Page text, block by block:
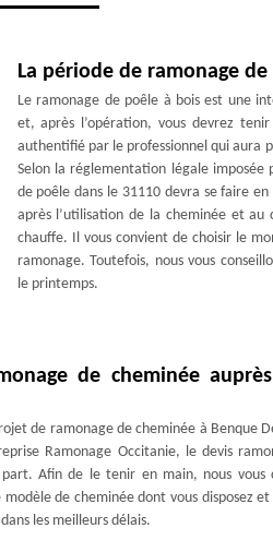
La période de ramonage
Le ramonage de poêle à bois est une
et, après l’opération, vous devrez
authentifié par le professionnel qui aura
Selon la réglementation légale imposée
de poêle dans le 31110 devra se faire
après l’utilisation de la cheminée et au
chauffe. Il vous convient de choisir le
ramonage. Toutefois, nous vous
le printemps.
de cheminée
de ramonage de cheminée à Benque
Ramonage Occitanie, le devis
Afin de le tenir en main, nous vous
de cheminée dont vous disposez et
les meilleurs délais.